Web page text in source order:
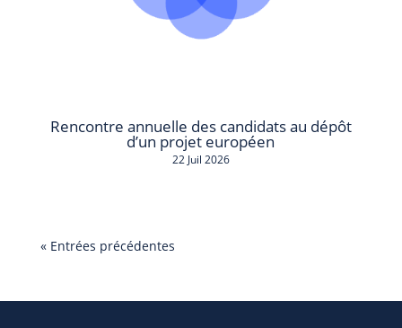
Rencontre annuelle des candidats au dépôt
d’un projet européen
22 Juil 2026
« Entrées précédentes